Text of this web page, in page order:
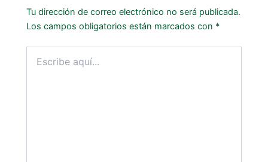
Tu dirección de correo electrónico no será publicada.
Los campos obligatorios están marcados con *
aquí...